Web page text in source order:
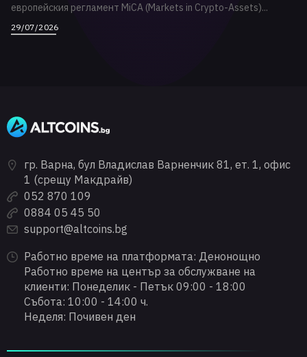
европейския регламент MiCA (Markets in Crypto-Assets)...
29/07/2026
гр. Варна, бул Владислав Варненчик 81, ет. 1, офис
1 (срещу Макдрайв)
052 870 109
0884 05 45 50
support@altcoins.bg
Работно време на платформата: Денонощно
Работно време на център за обслужване на
клиенти: Понеделик - Петък 09:00 - 18:00
Събота: 10:00 - 14:00 ч.
Неделя: Почивен ден